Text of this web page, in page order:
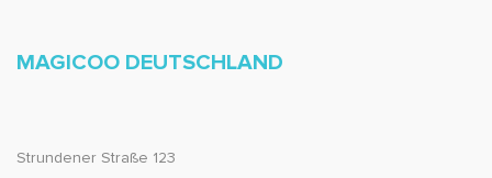
MAGICOO DEUTSCHLAND
Strundener Straße 123